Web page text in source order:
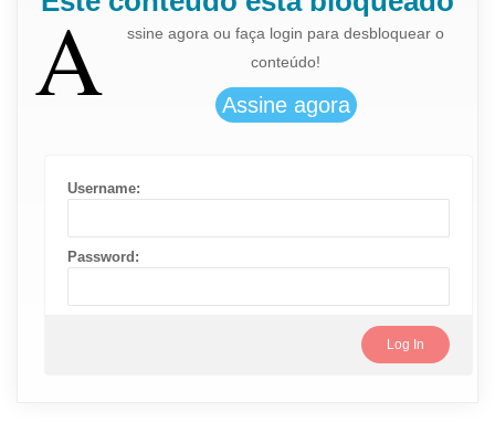
A
ssine agora ou faça login para desbloquear o
conteúdo!
Username:
Password: